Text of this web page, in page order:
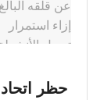
حظر اتحاد